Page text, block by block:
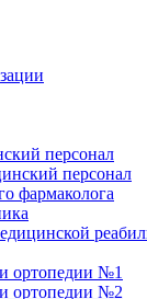
персонал
персонал
фармаколога
ортопедии №1
ортопедии №2